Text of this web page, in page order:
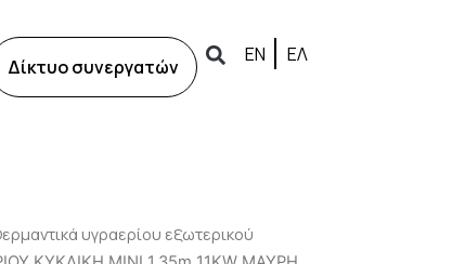
Δίκτυο συνεργατών
ΕΝ ΕΛ
υγραερίου εξωτερικού